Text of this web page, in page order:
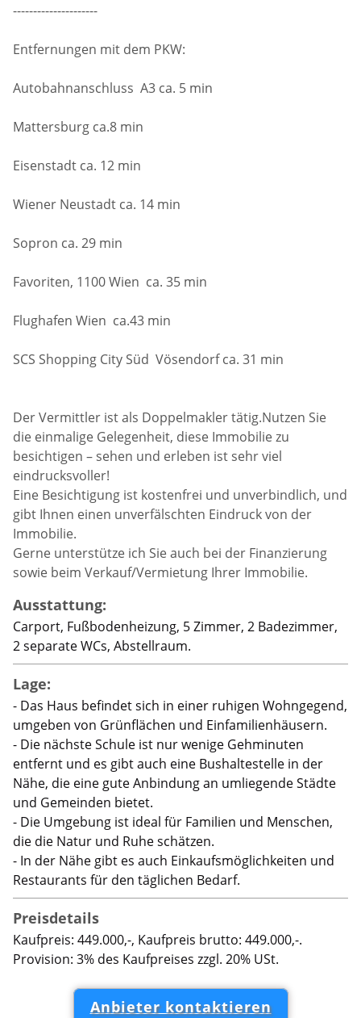
---------------------
Entfernungen mit dem PKW:
Autobahnanschluss A3 ca. 5 min
Mattersburg ca.8 min
Eisenstadt ca. 12 min
Wiener Neustadt ca. 14 min
Sopron ca. 29 min
Favoriten, 1100 Wien ca. 35 min
Flughafen Wien ca.43 min
SCS Shopping City Süd Vösendorf ca. 31 min
Der Vermittler ist als Doppelmakler tätig.Nutzen Sie
die einmalige Gelegenheit, diese Immobilie zu
besichtigen – sehen und erleben ist sehr viel
eindrucksvoller!
Eine Besichtigung ist kostenfrei und unverbindlich, und
gibt Ihnen einen unverfälschten Eindruck von der
Immobilie.
Gerne unterstütze ich Sie auch bei der Finanzierung
sowie beim Verkauf/Vermietung Ihrer Immobilie.
Ausstattung:
Carport, Fußbodenheizung, 5 Zimmer, 2 Badezimmer,
2 separate WCs, Abstellraum.
Lage:
- Das Haus befindet sich in einer ruhigen Wohngegend,
umgeben von Grünflächen und Einfamilienhäusern.
- Die nächste Schule ist nur wenige Gehminuten
entfernt und es gibt auch eine Bushaltestelle in der
Nähe, die eine gute Anbindung an umliegende Städte
und Gemeinden bietet.
- Die Umgebung ist ideal für Familien und Menschen,
die die Natur und Ruhe schätzen.
- In der Nähe gibt es auch Einkaufsmöglichkeiten und
Restaurants für den täglichen Bedarf.
Preisdetails
Kaufpreis: 449.000,-, Kaufpreis brutto: 449.000,-.
Provision: 3% des Kaufpreises zzgl. 20% USt.
Anbieter kontaktieren